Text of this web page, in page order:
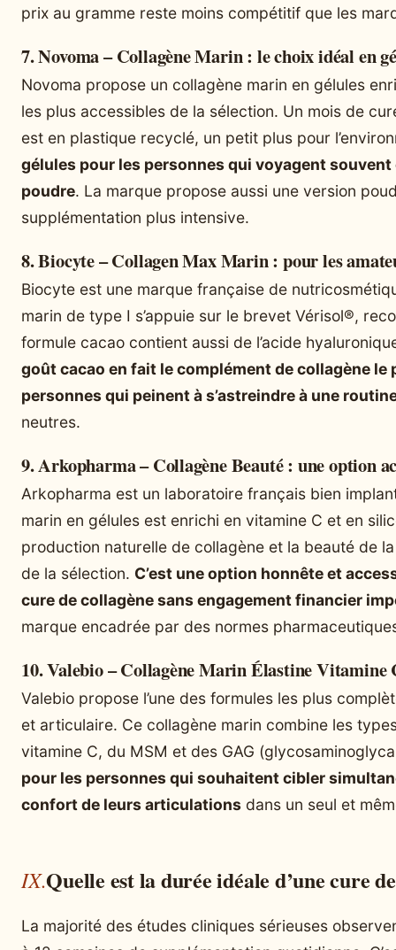
prix au gramme reste moins compétitif que les
7. Novoma – Collagène Marin : le choix idéal en
Novoma propose un collagène marin en gélules
les plus accessibles de la sélection. Un mois de
est en plastique recyclé, un petit plus pour
gélules pour les personnes qui voyagent souvent
poudre. La marque propose aussi une version
supplémentation plus intensive.
8. Biocyte – Collagen Max Marin : pour les
Biocyte est une marque française de
marin de type I s’appuie sur le brevet Vérisol®,
formule cacao contient aussi de l’acide
goût cacao en fait le complément de collagène le
personnes qui peinent à s’astreindre à une
neutres.
9. Arkopharma – Collagène Beauté : une option
Arkopharma est un laboratoire français bien
marin en gélules est enrichi en vitamine C et en
production naturelle de collagène et la beauté de
de la sélection. C’est une option honnête et
cure de collagène sans engagement financier
marque encadrée par des normes
10. Valebio – Collagène Marin Élastine Vitamine
Valebio propose l’une des formules les plus
et articulaire. Ce collagène marin combine les
vitamine C, du MSM et des GAG
pour les personnes qui souhaitent cibler
confort de leurs articulations dans un seul et
Quelle est la durée idéale d’une cure
La majorité des études cliniques sérieuses